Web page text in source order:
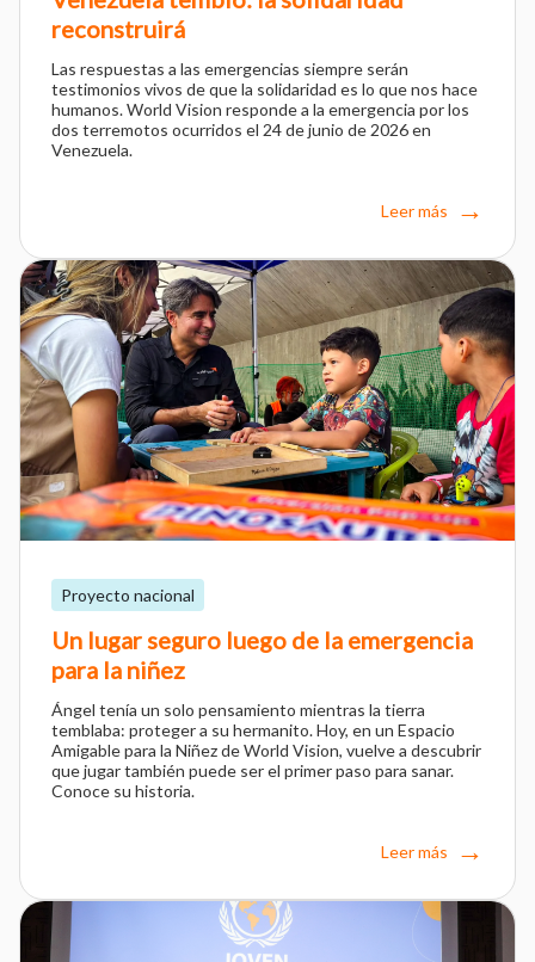
reconstruirá
Las respuestas a las emergencias siempre serán
testimonios vivos de que la solidaridad es lo que nos hace
humanos. World Vision responde a la emergencia por los
dos terremotos ocurridos el 24 de junio de 2026 en
Venezuela.
Leer más
Proyecto nacional
Un lugar seguro luego de la emergencia
para la niñez
Ángel tenía un solo pensamiento mientras la tierra
temblaba: proteger a su hermanito. Hoy, en un Espacio
Amigable para la Niñez de World Vision, vuelve a descubrir
que jugar también puede ser el primer paso para sanar.
Conoce su historia.
Leer más